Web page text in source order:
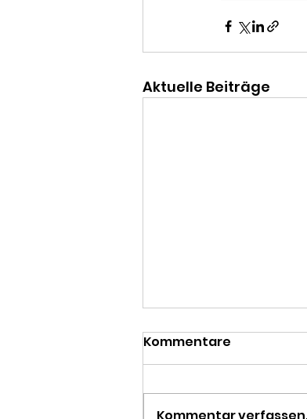
Aktuelle Beiträge
Kommentare
Kommentar